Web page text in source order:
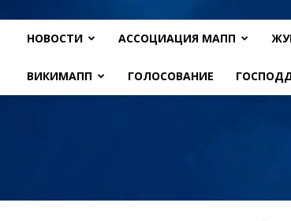
НОВОСТИ АССОЦИАЦИЯ МАПП
ВИКИМАПП ГОЛОСОВАНИЕ